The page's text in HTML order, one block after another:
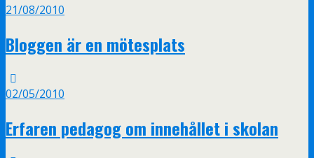
21/08/2010
Bloggen är en mötesplats
02/05/2010
Erfaren pedagog om innehållet i skolan